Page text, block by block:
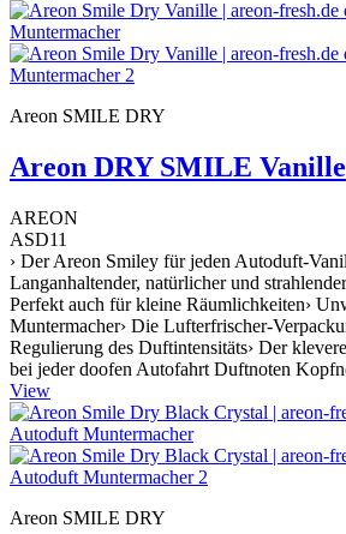
Areon SMILE DRY
Areon DRY SMILE Vanille
AREON
ASD11
› Der Areon Smiley für jeden Autoduft-
Langanhaltender, natürlicher und
Perfekt auch für kleine Räumlichkeiten›
Muntermacher› Die Lufterfrischer-
Regulierung des Duftintensitäts› Der
bei jeder doofen Autofahrt Duftnoten
View
Areon SMILE DRY